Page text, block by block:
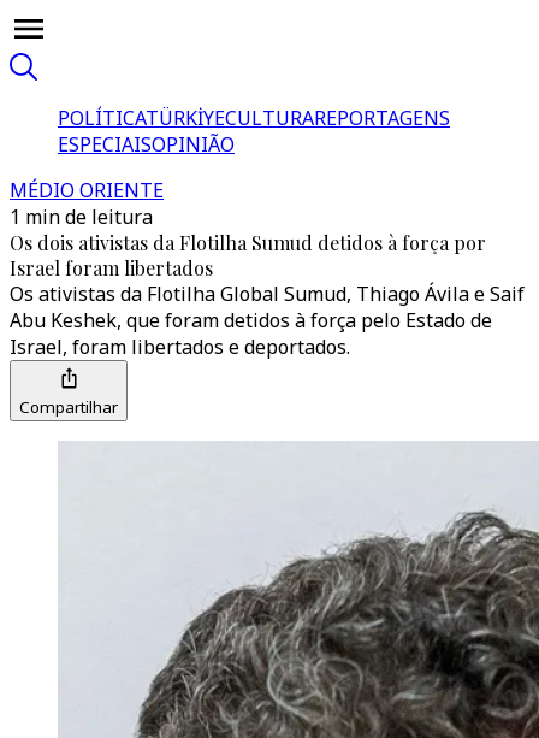
POLÍTICATÜRKİYECULTURAREPORTAGENS
ESPECIAISOPINIÃO
MÉDIO ORIENTE
1 min de leitura
Os dois ativistas da Flotilha Sumud detidos à força por
Israel foram libertados
Os ativistas da Flotilha Global Sumud, Thiago Ávila e Saif
Abu Keshek, que foram detidos à força pelo Estado de
Israel, foram libertados e deportados.
Compartilhar